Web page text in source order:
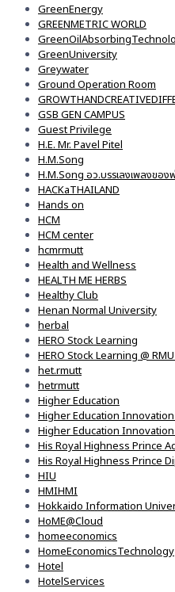
GreenEnergy
GREENMETRIC WORLD
GreenUniversity
Greywater
Ground Operation Room
GSB GEN CAMPUS
Guest Privilege
H.E. Mr. Pavel Pitel
H.M.Song
H.M.Song อว.บรรเลงเพลงของ
HACKaTHAILAND
Hands on
HCM
HCM center
hcmrmutt
Health and Wellness
HEALTH ME HERBS
Healthy Club
Henan Normal University
herbal
HERO Stock Learning
HERO Stock Learning @
het.rmutt
hetrmutt
Higher Education
Higher Education
Higher Education
His Royal Highness Prince
His Royal Highness Prince
HIU
HMIHMI
Hokkaido Information
HoME@Cloud
homeeconomics
HomeEconomicsTechnology
Hotel
HotelServices